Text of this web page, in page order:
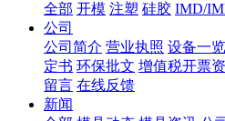
全部 开模 注塑 硅胶 IMD/
公司
公司简介 营业执照 设备一
定书 环保批文 增值税开票
留言 在线反馈
新闻